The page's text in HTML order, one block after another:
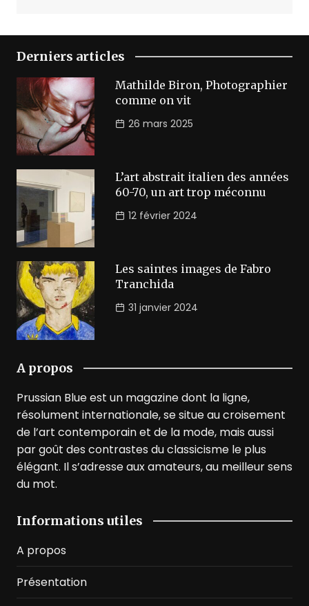
Derniers articles
Mathilde Biron, Photographier
comme on vit
26 mars 2025
L’art abstrait italien des années
60-70, un art trop méconnu
12 février 2024
Les saintes images de Fabro
Tranchida
31 janvier 2024
A propos
Prussian Blue est un magazine dont la ligne,
résolument internationale, se situe au croisement
de l’art contemporain et de la mode, mais aussi
par goût des contrastes du classicisme le plus
élégant. Il s’adresse aux amateurs, au meilleur sens
du mot.
Informations utiles
A propos
Présentation